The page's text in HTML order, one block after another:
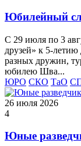
Юбилейный
С 29 июля по 3
друзей» к
разных дружин,
юбилею Шва...
ЮРО СКО ТаО
26 июля 2026
4
Юные